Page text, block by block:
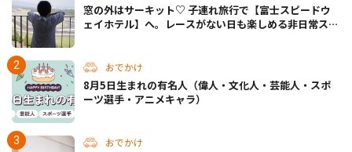
窓の外はサーキット♡ 子連れ旅行で【富士スピードウ
ェイホテル】へ。レースがない日も楽しめる非日常ステ
おでかけ
8月5日生まれの有名人（偉人・文化人・芸能人・スポ
ーツ選手・アニメキャラ）
おでかけ